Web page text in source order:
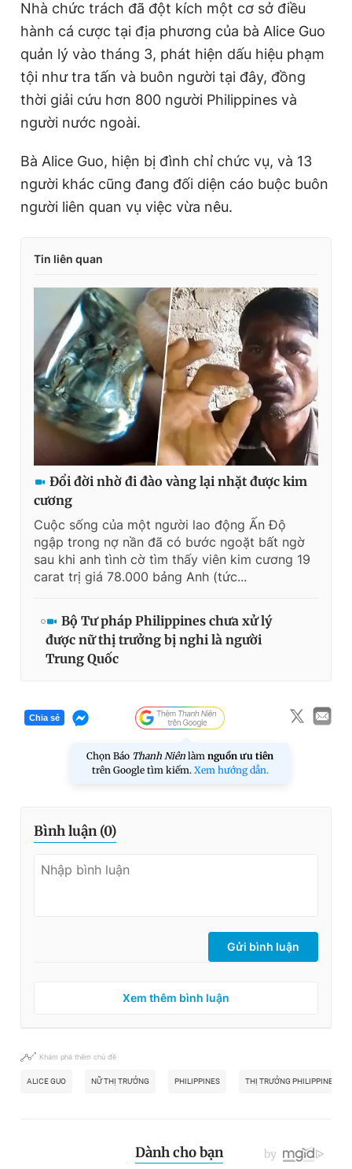
Nhà chức trách đã đột kích một cơ sở điều
hành cá cược tại địa phương của bà Alice Guo
quản lý vào tháng 3, phát hiện dấu hiệu phạm
tội như tra tấn và buôn người tại đây, đồng
thời giải cứu hơn 800 người Philippines và
người nước ngoài.
Bà Alice Guo, hiện bị đình chỉ chức vụ, và 13
người khác cũng đang đối diện cáo buộc buôn
người liên quan vụ việc vừa nêu.
Tin liên quan
Đổi đời nhờ đi đào vàng lại nhặt được kim
cương
Cuộc sống của một người lao động Ấn Độ
ngập trong nợ nần đã có bước ngoặt bất ngờ
sau khi anh tình cờ tìm thấy viên kim cương 19
carat trị giá 78.000 bảng Anh (tức...
Bộ Tư pháp Philippines chưa xử lý
được nữ thị trưởng bị nghi là người
Trung Quốc
Chia sẻ
Chọn Báo Thanh Niên làm nguồn ưu tiên
trên Google tìm kiếm. Xem hướng dẫn.
Bình luận (0)
Gửi bình luận
Xem thêm bình luận
Khám phá thêm chủ đề
ALICE GUO NỮ THỊ TRƯỞNG PHILIPPINES THỊ TRƯỞNG PHILIPPINES